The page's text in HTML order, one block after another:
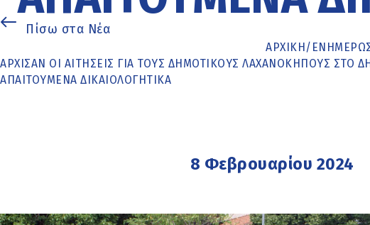
Πίσω στα Νέα
ΑΡΧΙΚΉ/
ΆΡΧΙΣΑΝ ΟΙ ΑΙΤΉΣΕΙΣ ΓΙΑ ΤΟΥΣ ΔΗΜΟΤΙΚΟΎΣ ΛΑΧΑΝΌΚΗΠΟΥΣ ΣΤΟ
ΑΠΑΙΤΟΎΜΕΝΑ ΔΙΚΑΙΟΛΟΓΗΤΙΚΆ
8 Φεβρουαρίου 2024